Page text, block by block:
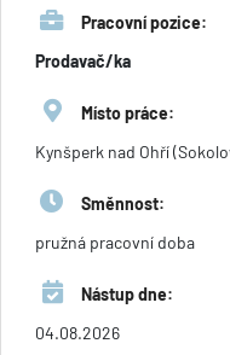
Pracovní pozice:
Prodavač/ka
Místo práce:
Kynšperk nad Ohří
Směnnost:
pružná pracovní doba
Nástup dne:
04.08.2026